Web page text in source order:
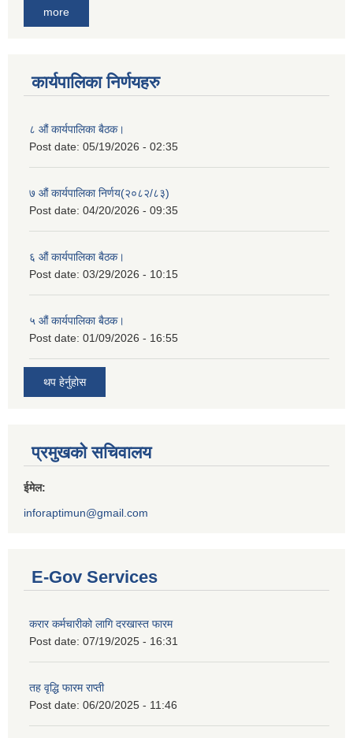
more
कार्यपालिका निर्णयहरु
८ औं कार्यपालिका बैठक।
Post date: 05/19/2026 - 02:35
७ औं कार्यपालिका निर्णय(२०८२/८३)
Post date: 04/20/2026 - 09:35
६ औं कार्यपालिका बैठक।
Post date: 03/29/2026 - 10:15
५ औं कार्यपालिका बैठक।
Post date: 01/09/2026 - 16:55
थप हेर्नुहोस
प्रमुखको सचिवालय
ईमेल:
inforaptimun@gmail.com
E-Gov Services
करार कर्मचारीको लागि दरखास्त फारम
Post date: 07/19/2025 - 16:31
तह वृद्धि फारम राप्ती
Post date: 06/20/2025 - 11:46